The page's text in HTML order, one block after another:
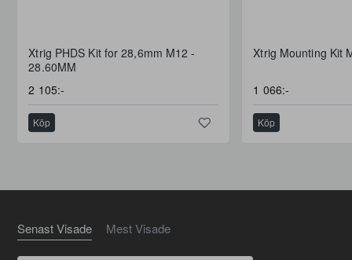
FRI FRAKT
Xtrig PHDS Kit for 28,6mm M12 -
28.60MM
2 105:-
Köp
Xtrig Mounting Kit
1 066:-
Köp
Senast Visade Mest Visade